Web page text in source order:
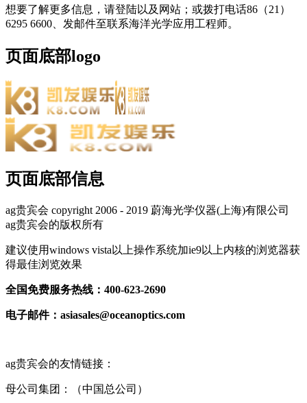
想要了解更多信息，请登陆以及网站；或拨打电话86（21）
6295 6600、发邮件至联系海洋光学应用工程师。
页面底部logo
页面底部信息
ag贵宾会 copyright 2006 - 2019 蔚海光学仪器(上海)有限公司
ag贵宾会的版权所有
建议使用windows vista以上操作系统加ie9以上内核的浏览器获
得最佳浏览效果
全国免费服务热线：400-623-2690
电子邮件： asiasales@oceanoptics.com
ag贵宾会的友情链接：
母公司集团：（中国总公司）